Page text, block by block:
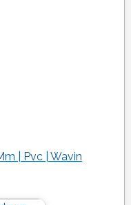
| Pvc | Wavin